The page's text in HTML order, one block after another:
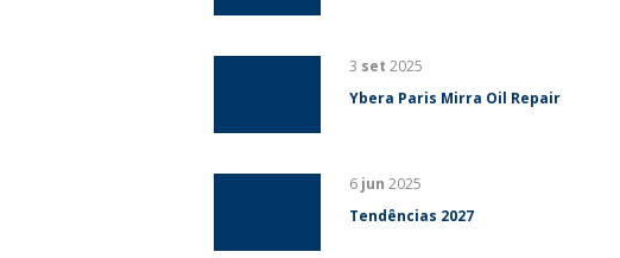
3 set 2025
Ybera Paris Mirra Oil Repair
6 jun 2025
Tendências 2027